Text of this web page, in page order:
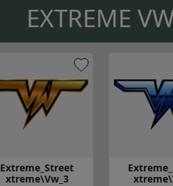
EXTREME
Extreme_Street
xtreme\Vw_3